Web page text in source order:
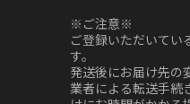
※ご注意※
ご登録いただいてい
す。
発送後にお届け先の
業者による転送手続